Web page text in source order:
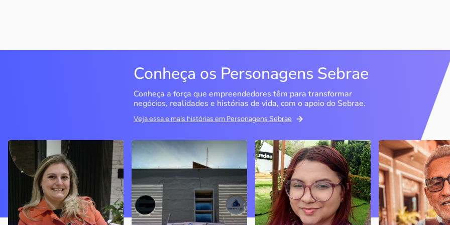
Conheça os Personagens Sebrae
Conheça a força que empreendedores têm para transformar
negócios, realidades e histórias de vida, com o apoio do Sebrae.
Veja essa e mais histórias em Personagens Sebrae
Delucci
Bento Gonçalves / RS
Sem saber muito sobre
empreendedorismo, o casal
contou com o Sebrae para
aprender tudo sobre o
assunto, colocar o negócio
Infoecia Software
Ltda
Londrina / PR
Com mais de 20 anos de
mercado, o empresário
contou com o Sebrae para o
crescimento do negócio
Memória Ancestral
São Luís / MA
Ao lado da irmã e com o
apoio do Sebrae, a Memória
Ancestral utiliza inteligência
artificial com o objetivo de
melhorar a qualidade de vida
Espedito
Nova Olinda / CE
Peças criadas
cearense já foram
apresentadas em
novelas, desfiles
até em exposições